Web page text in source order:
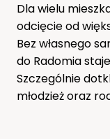
Dla wielu
odcięcie od
Bez własnego
do Radomia
Szczególnie
młodzież oraz